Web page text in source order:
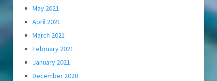
May 2021
April 2021
March 2021
February 2021
January 2021
December 2020